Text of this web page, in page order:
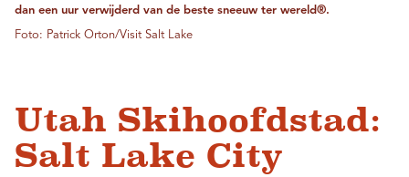
dan een uur verwijderd van de beste sneeuw ter wereld®.
Foto: Patrick Orton/Visit Salt Lake
Utah Skihoofdstad:
Salt Lake City